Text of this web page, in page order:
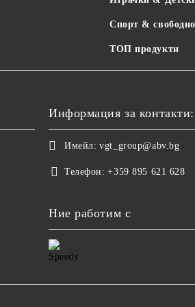
Спорт &
ТОП продукти
Информация за контакти:
Имейл: vgt_group@abv.bg
Телефон: +359 895 621 628
Ние работим с